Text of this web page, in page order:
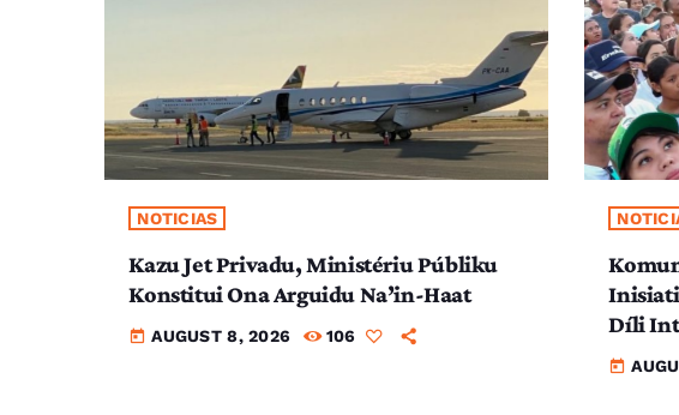
NOTICIAS
Kazu Jet Privadu, Ministériu Públiku
Konstitui Ona Arguidu Na’in-Haat
today AUGUST 8, 2026 106
Díli
today